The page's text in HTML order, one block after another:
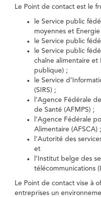
Le Point de contact est le
le Service public
moyennes et Energie
le Service public
le Service public
chaîne alimentaire et
publique) ;
le Service
(SIRS) ;
l’Agence Fédérale
de Santé (AFMPS) ;
l’Agence Fédérale
Alimentaire (AFSCA) ;
l’Autorité des
et
l’Institut belge des
télécommunications
Le Point de contact vise à
entreprises un